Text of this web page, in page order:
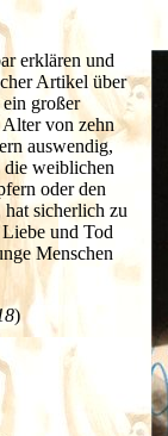
erklären und
Artikel über
großer
von zehn
auswendig,
weiblichen
oder den
sicherlich zu
und Tod
Menschen
)